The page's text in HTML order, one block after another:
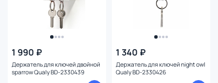
1 990 ₽
Держатель для ключей двойной
sparrow Qualy BD-2330439
1 340 ₽
Держатель для ключей night owl
Qualy BD-2330426